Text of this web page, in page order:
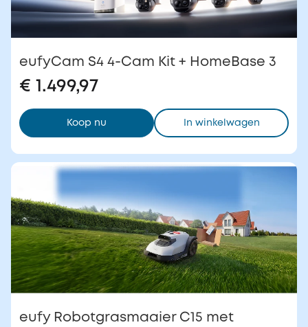
eufyCam S4 4-Cam Kit + HomeBase 3
€ 1.499,97
Koop nu In winkelwagen
eufy Robotgrasmaaier C15 met